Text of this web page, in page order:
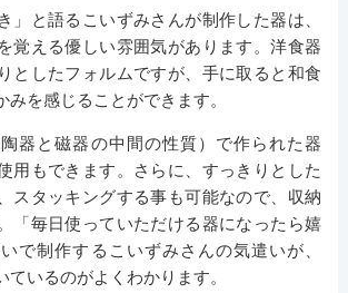
」と語るこいずみさんが制作した器は、
覚える優しい雰囲気があります。洋食器
としたフォルムですが、手に取ると和食
みを感じることができます。
器と磁器の中間の性質）で作られた器
用もできます。さらに、すっきりとした
スタッキングする事も可能なので、収納
「毎日使っていただける器になったら嬉
で制作するこいずみさんの気遣いが、
ているのがよくわかります。